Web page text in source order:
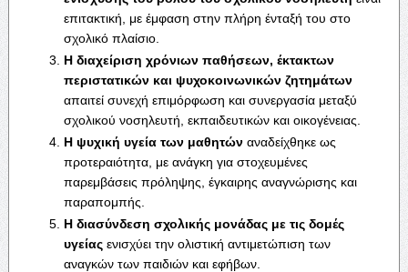
επιτακτική, με έμφαση στην πλήρη ένταξή του στο
σχολικό πλαίσιο.
Η διαχείριση χρόνιων παθήσεων, έκτακτων
περιστατικών και ψυχοκοινωνικών ζητημάτων
απαιτεί συνεχή επιμόρφωση και συνεργασία μεταξύ
σχολικού νοσηλευτή, εκπαιδευτικών και οικογένειας.
Η ψυχική υγεία των μαθητώναναδείχθηκε ως
προτεραιότητα, με ανάγκη για στοχευμένες
παρεμβάσεις πρόληψης, έγκαιρης αναγνώρισης και
παραπομπής.
Η διασύνδεση σχολικής μονάδας με τις δομές
υγείαςενισχύει την ολιστική αντιμετώπιση των
αναγκών των παιδιών και εφήβων.